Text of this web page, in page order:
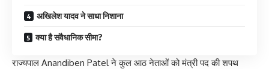
अखिलेश यादव ने साधा निशाना
क्या है संवैधानिक सीमा?
राज्यपाल Anandiben Patel ने कुल आठ नेताओं को मंत्री पद की शपथ